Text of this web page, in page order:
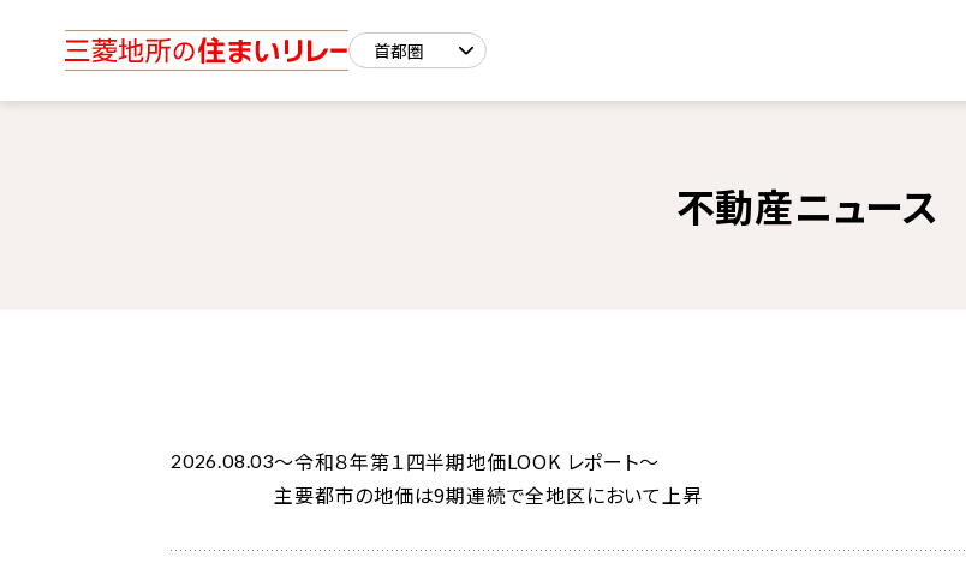
不動産ニュース
2026.08.03～令和８年第１四半期地価LOOK レポート～
主要都市の地価は9期連続で全地区において上昇